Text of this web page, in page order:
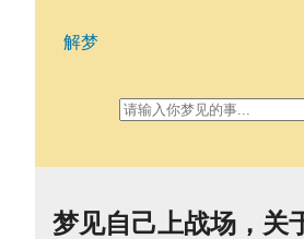
梦见自己上战场，关
解梦